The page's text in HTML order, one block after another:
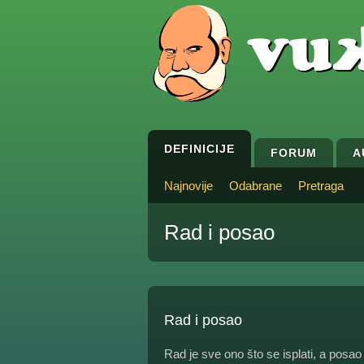
DEFINICIJE FORUM
Najnovije Odabrane Pretraga
Rad i posao
Rad i posao
Rad je sve ono što se isplati, a